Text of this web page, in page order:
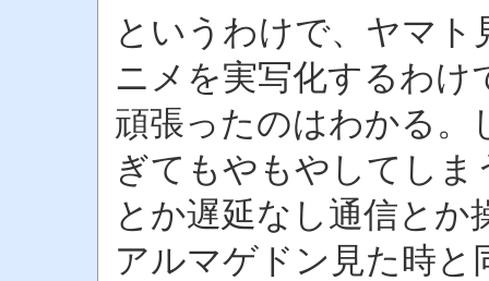
というわけで、ヤマ
ニメを実写化するわけ
頑張ったのはわかる
ぎてもやもやしてし
とか遅延なし通信とか
アルマゲドン見た時と